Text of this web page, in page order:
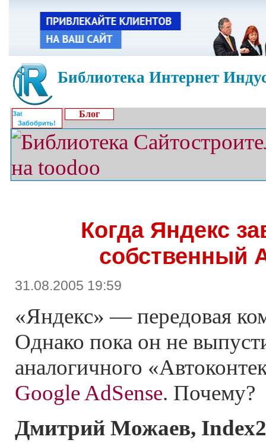
Библиотека Интернет
Забобрить!
Блог
Когда Яндекс
собственный
31.08.2005 19:59
«Яндекс» — передовая
Однако пока он не
аналогичного
Google AdSense. Почему?
Дмитрий Можаев,